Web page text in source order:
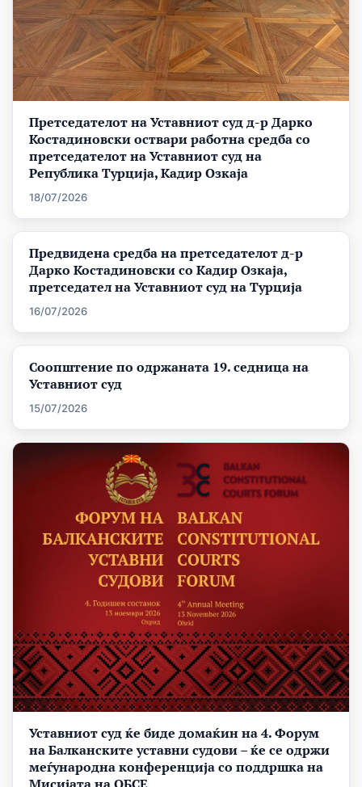
Претседателот на Уставниот суд д-р Дарко
Костадиновски оствари работна средба со
претседателот на Уставниот суд на
Република Турција, Кадир Озкаја
18/07/2026
Предвидена средба на претседателот д-р
Дарко Костадиновски со Кадир Озкаја,
претседател на Уставниот суд на Турција
16/07/2026
Соопштение по одржаната 19. седница на
Уставниот суд
15/07/2026
Уставниот суд ќе биде домаќин на 4. Форум
на Балканските уставни судови – ќе се одржи
меѓународна конференција со поддршка на